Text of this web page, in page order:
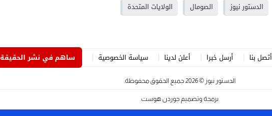
الدستور نيوز الصومال الولايات المتحدة
أتصل بنا أرسل خبرا أعلن لدينا سياسة الخصوصية ساهم في نشر الحقيقة
الدستور نيوز © 2026 جميع الحقوق محفوظة.
برمجة وتصميم جوردن هوست